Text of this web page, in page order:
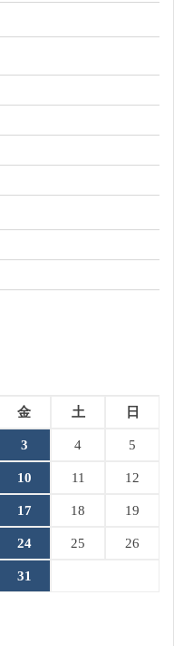
金 土 日
3 4 5
10 11 12
17 18 19
24 25 26
31